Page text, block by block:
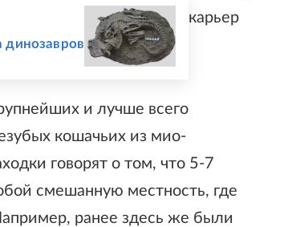
динозавров
карьер
и лучше всего
кошачьих из мио-
говорят о том, что 5-7
смешанную местность, где
ранее здесь же были